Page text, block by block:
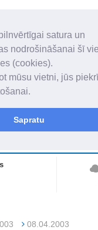
satura un
nodrošināšanai šī
(cookies).
mūsu vietni, jūs
Sapratu
un krievu valodās visā
aptver Daugavpils
un pilsētas.
08.04.2003